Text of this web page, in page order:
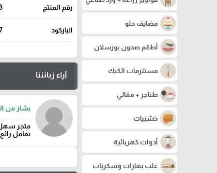
مضايف حلو
أطقم صحون بورسلان
مستلزمات الكيك
طناجر + مقالي
خشبيات
أدوات كهربائية
علب بهارات وسكريات
رقم المنتج
الباركود
آراء زبائننا
بشار من
متجر سهل
تعامل رائع